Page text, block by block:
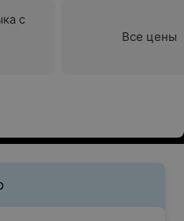
с
Все цены